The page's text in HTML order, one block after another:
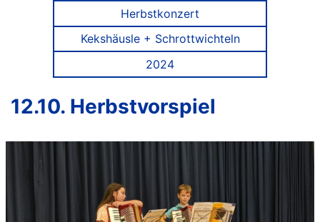
Herbstkonzert
Kekshäusle + Schrottwichteln
2024
12.10. Herbstvorspiel